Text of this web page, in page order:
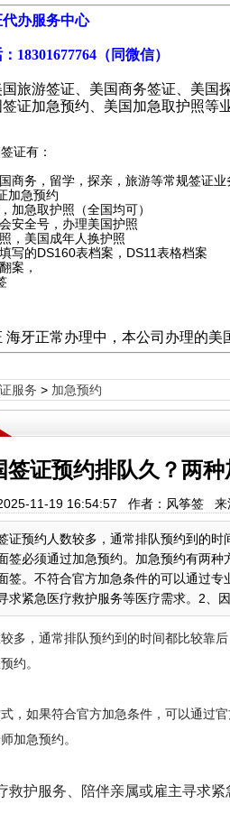
办服务中心
18301677764（同微信）
旅游签证、美国商务签证、美国
证加急预约、美国加急取护照等业
证有：
商务，留学，探亲，旅游等常规签证业
加急预约
加急取护照（全国均可）
安全号，办理美国护照
，美国成年人换护照
写的DS160表档案，DS11表格档案
案，
海牙正常办理中，本公司办理的
服务 > 加急预约
签证预约排队久？两
11-19 16:54:57 作者：风筝签 来
证预约人数较多，通常排队预约到的
签必须通过加急预约。加急预约有两
签。不符合官方加急条件的可以通过专
求紧急医疗救护服务等医疗需求。2、因
多，通常排队预约到的时间都比较靠
约。
，如果符合官方加急条件，可以通过
加急预约。
救护服务、陪伴亲属或雇主寻求紧